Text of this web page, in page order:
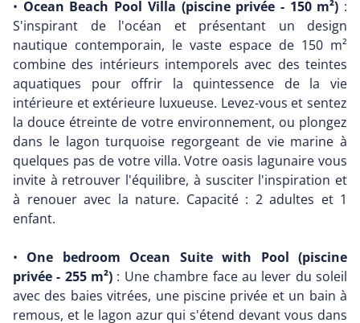
• Ocean Beach Pool Villa (piscine privée - 150 m²) :
S'inspirant de l'océan et présentant un design
nautique contemporain, le vaste espace de 150 m²
combine des intérieurs intemporels avec des teintes
aquatiques pour offrir la quintessence de la vie
intérieure et extérieure luxueuse. Levez-vous et sentez
la douce étreinte de votre environnement, ou plongez
dans le lagon turquoise regorgeant de vie marine à
quelques pas de votre villa. Votre oasis lagunaire vous
invite à retrouver l'équilibre, à susciter l'inspiration et
à renouer avec la nature. Capacité : 2 adultes et 1
enfant.
• One bedroom Ocean Suite with Pool (piscine
privée - 255 m²) : Une chambre face au lever du soleil
avec des baies vitrées, une piscine privée et un bain à
remous, et le lagon azur qui s'étend devant vous dans